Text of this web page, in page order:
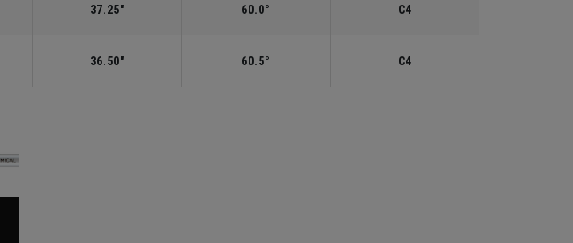
37.25" 60.0° C4
36.50" 60.5° C4